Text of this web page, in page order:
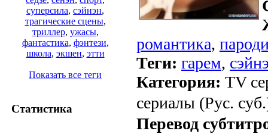
суперсила, сэйнэн,
трагические сцены,
триллер, ужасы,
фантастика, фэнтези,
школа, экшен, этти
Показать все теги
Статистика
романтика,
Теги: гарем,
Категория: TV
сериалы (Рус.
Перевод